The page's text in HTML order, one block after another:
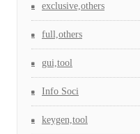
exclusive,others
full,others
gui,tool
Info Soci
keygen,tool